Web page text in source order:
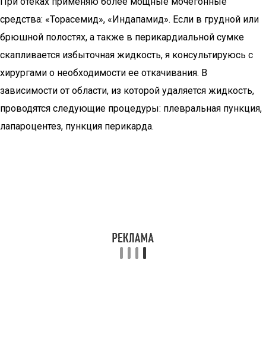
средства: «Торасемид», «Индапамид». Если в грудной или
брюшной полостях, а также в перикардиальной сумке
скапливается избыточная жидкость, я консультируюсь с
хирургами о необходимости ее откачивания. В
зависимости от области, из которой удаляется жидкость,
проводятся следующие процедуры: плевральная пункция,
лапароцентез, пункция перикарда.